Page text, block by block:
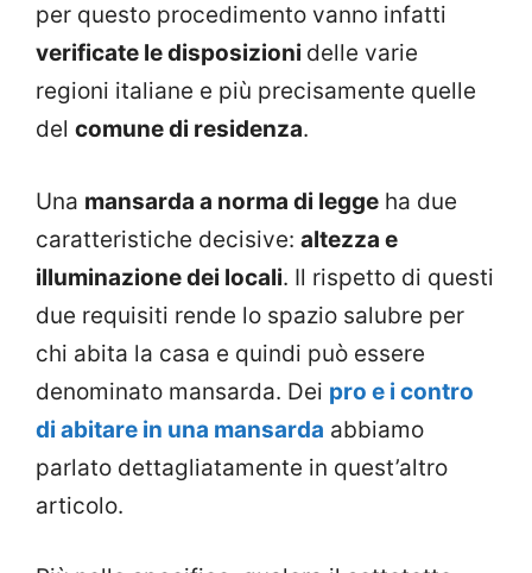
per questo procedimento vanno infatti
verificate le disposizioni delle varie
regioni italiane e più precisamente quelle
del comune di residenza.
Una mansarda a norma di legge ha due
caratteristiche decisive: altezza e
illuminazione dei locali. Il rispetto di questi
due requisiti rende lo spazio salubre per
chi abita la casa e quindi può essere
denominato mansarda. Dei pro e i contro
di abitare in una mansarda abbiamo
parlato dettagliatamente in quest’altro
articolo.